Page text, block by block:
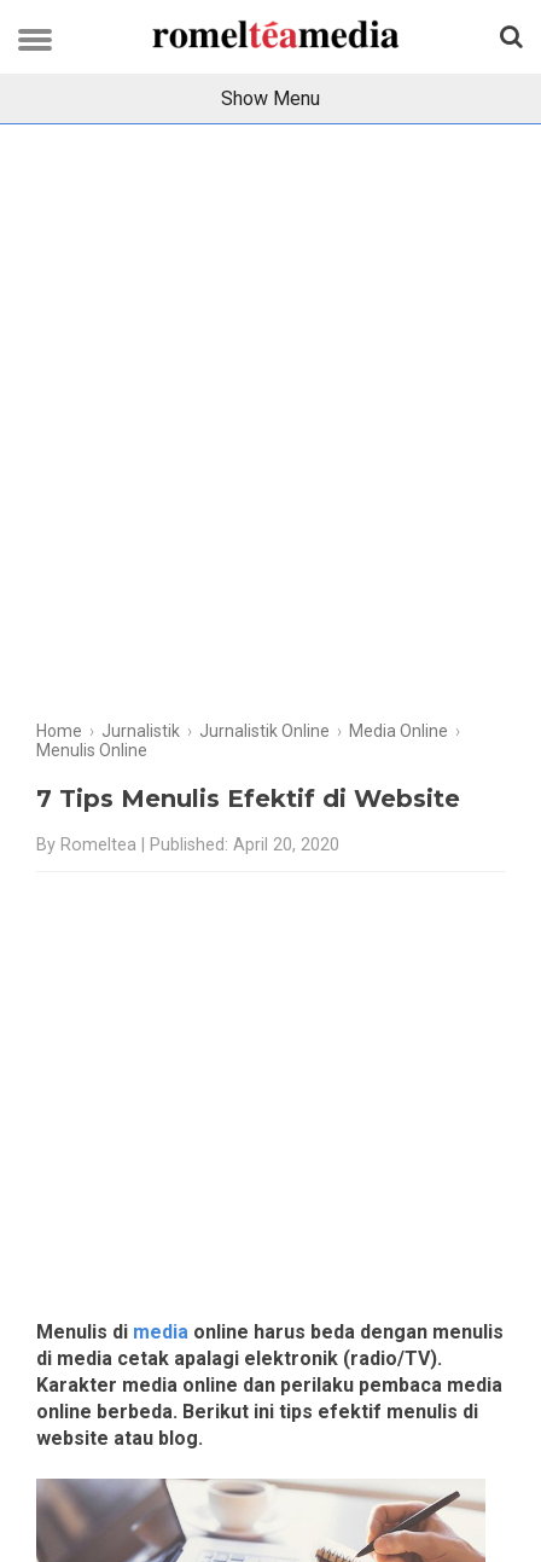
Show Menu
Home › Jurnalistik › Jurnalistik Online › Media Online ›
Menulis Online
7 Tips Menulis Efektif di Website
By Romeltea | Published: April 20, 2020
Menulis di media online harus beda dengan menulis
di media cetak apalagi elektronik (radio/TV).
Karakter media online dan perilaku pembaca media
online berbeda. Berikut ini tips efektif menulis di
website atau blog.